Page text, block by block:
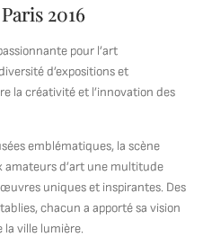
2016
pour l’art
d’expositions et
la créativité et l’innovation des
emblématiques, la scène
d’art une multitude
uniques et inspirantes. Des
chacun a apporté sa vision
ville lumière.